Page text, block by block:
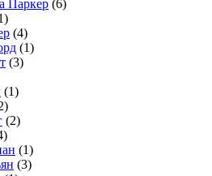
Паркер (6)
(4)
(1)
(3)
(1)
(2)
(1)
(3)